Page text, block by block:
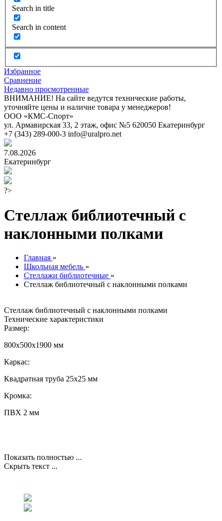
Search in title
Search in content
Избранное
Сравнение
Недавно просмотренные
ВНИМАНИЕ! На сайте ведутся технические работы,
уточняйте цены и наличие товара у менеджеров!
ООО «КМС-Спорт»
ул. Армавирская 33, 2 этаж, офис №5 620050 Екатеринбург
+7 (343) 289-000-3 info@uralpro.net
7.08.2026
Екатеринбург
?>
Стеллаж библиотечный с
наклонными полками
Главная »
Школьная мебель »
Стеллажи библиотечные »
Стеллаж библиотечный с наклонными полками
Стеллаж библиотечный с наклонными полками
Технические характеристики
Размер:
800х500х1900 мм
Каркас:
Квадратная труба 25х25 мм
Кромка:
ПВХ 2 мм
Показать полностью ...
Скрыть текст ...